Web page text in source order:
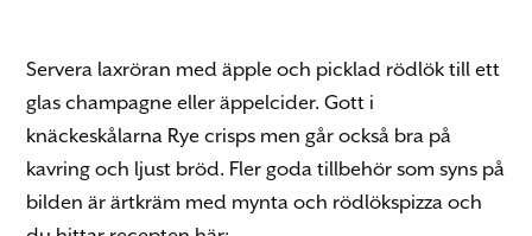
Servera laxröran med äpple och picklad rödlök till ett
glas champagne eller äppelcider. Gott i
knäckeskålarna Rye crisps men går också bra på
kavring och ljust bröd. Fler goda tillbehör som syns på
bilden är ärtkräm med mynta och rödlökspizza och